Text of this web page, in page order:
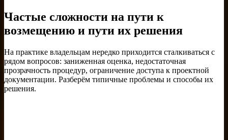
Частые сложности на пути к
возмещению и пути их решения
На практике владельцам нередко приходится сталкиваться с
рядом вопросов: заниженная оценка, недостаточная
прозрачность процедур, ограничение доступа к проектной
документации. Разберём типичные проблемы и способы их
решения.